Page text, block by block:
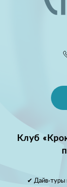
Клуб
✔ Дайв-туры